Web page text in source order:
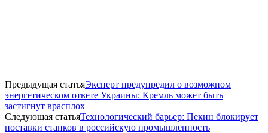
Предыдущая статьяЭксперт предупредил о возможном
энергетическом ответе Украины: Кремль может быть
застигнут врасплох
Следующая статьяТехнологический барьер: Пекин блокирует
поставки станков в российскую промышленность